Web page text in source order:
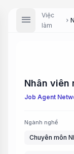
menu
Việc
làm
chevron_right
Job Agent
Ngành nghề
Chuyên môn